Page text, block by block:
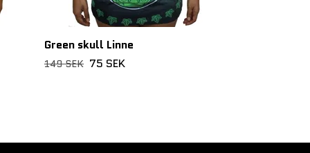
Green skull Linne
149 SEK 75 SEK